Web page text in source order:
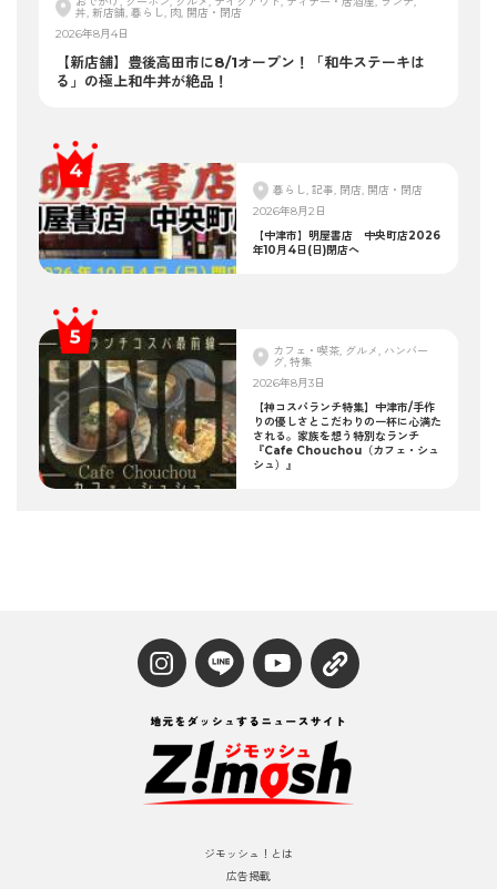
丼, 新店舗, 暮らし, 肉, 開店・閉店
2026年8月4日
【新店舗】豊後高田市に8/1オープン！「和牛ステーキは
る」の極上和牛丼が絶品！
暮らし, 記事, 閉店, 開店・閉店
2026年8月2日
【中津市】明屋書店 中央町店2026
年10月4日(日)閉店へ
カフェ・喫茶, グルメ, ハンバー
グ, 特集
2026年8月3日
【神コスパランチ特集】中津市/手作
りの優しさとこだわりの一杯に心満た
される。家族を想う特別なランチ
『Cafe Chouchou（カフェ・シュ
シュ）』
ジモッシュ！とは
広告掲載